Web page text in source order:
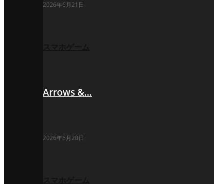
2026年6月21日
Arrows &…
2026年6月20日